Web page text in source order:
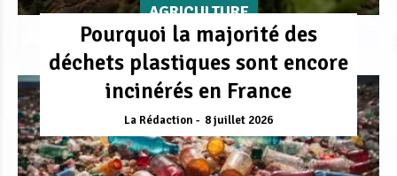
AGRICULTURE
Pourquoi la majorité des
déchets plastiques sont encore
incinérés en France
La Rédaction 8 juillet 2026